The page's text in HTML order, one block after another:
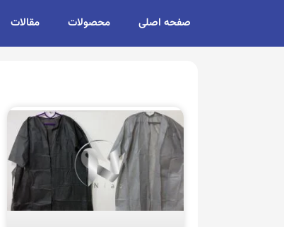
صفحه اصلی محصولات مقالات